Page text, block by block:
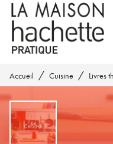
MENU RECHERCHE
PIED DE PAGE
Accueil / Cuisine / Livres